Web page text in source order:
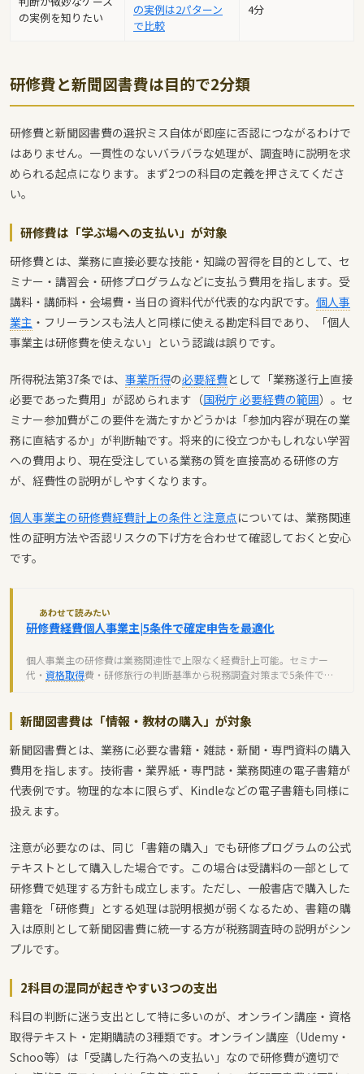
の実例を知りたい
の実例は2パターン
で比較
4分
研修費と新聞図書費は目的で2分類
研修費と新聞図書費の選択ミス自体が即座に否認につながるわけで
はありません。一貫性のないバラバラな処理が、調査時に説明を求
められる起点になります。まず2つの科目の定義を押さえてくださ
い。
研修費は「学ぶ場への支払い」が対象
研修費とは、業務に直接必要な技能・知識の習得を目的として、セ
ミナー・講習会・研修プログラムなどに支払う費用を指します。受
講料・講師料・会場費・当日の資料代が代表的な内訳です。 個人事
業主 ・フリーランスも法人と同様に使える勘定科目であり、「個人
事業主は研修費を使えない」という認識は誤りです。
所得税法第37条では、 事業所得の必要経費 として「業務遂行上直接
必要であった費用」が認められます（国税庁 必要経費の範囲）。セ
ミナー参加費がこの要件を満たすかどうかは「参加内容が現在の業
務に直結するか」が判断軸です。将来的に役立つかもしれない学習
への費用より、現在受注している業務の質を直接高める研修の方
が、経費性の説明がしやすくなります。
個人事業主の研修費経費計上の条件と注意点については、業務関連
性の証明方法や否認リスクの下げ方を合わせて確認しておくと安心
です。
あわせて読みたい
研修費経費個人事業主|5条件で確定申告を最適化
個人事業主の研修費は業務関連性で上限なく経費計上可能。セミナー
代・ 資格取得費・研修旅行の判断基準から税務調査対策まで5条件で解
新聞図書費は「情報・教材の購入」が対象
新聞図書費とは、業務に必要な書籍・雑誌・新聞・専門資料の購入
費用を指します。技術書・業界紙・専門誌・業務関連の電子書籍が
代表例です。物理的な本に限らず、Kindleなどの電子書籍も同様に
扱えます。
注意が必要なのは、同じ「書籍の購入」でも研修プログラムの公式
テキストとして購入した場合です。この場合は受講料の一部として
研修費で処理する方針も成立します。ただし、一般書店で購入した
書籍を「研修費」とする処理は説明根拠が弱くなるため、書籍の購
入は原則として新聞図書費に統一する方が税務調査時の説明がシン
プルです。
2科目の混同が起きやすい3つの支出
科目の判断に迷う支出として特に多いのが、オンライン講座・資格
取得テキスト・定期購読の3種類です。オンライン講座（Udemy・
Schoo等）は「受講した行為への支払い」なので研修費が適切で